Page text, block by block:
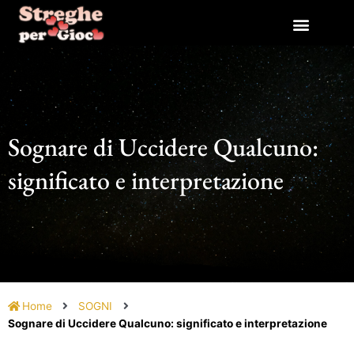
contenuto
Sognare di Uccidere Qualcuno:
significato e interpretazione
Home
SOGNI
Sognare di Uccidere Qualcuno: significato e interpretazione